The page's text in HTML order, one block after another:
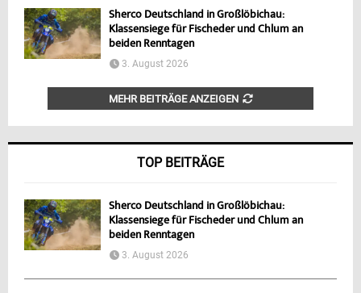
Sherco Deutschland in Großlöbichau:
Klassensiege für Fischeder und Chlum an
beiden Renntagen
3. August 2026
MEHR BEITRÄGE ANZEIGEN
TOP BEITRÄGE
Sherco Deutschland in Großlöbichau:
Klassensiege für Fischeder und Chlum an
beiden Renntagen
3. August 2026